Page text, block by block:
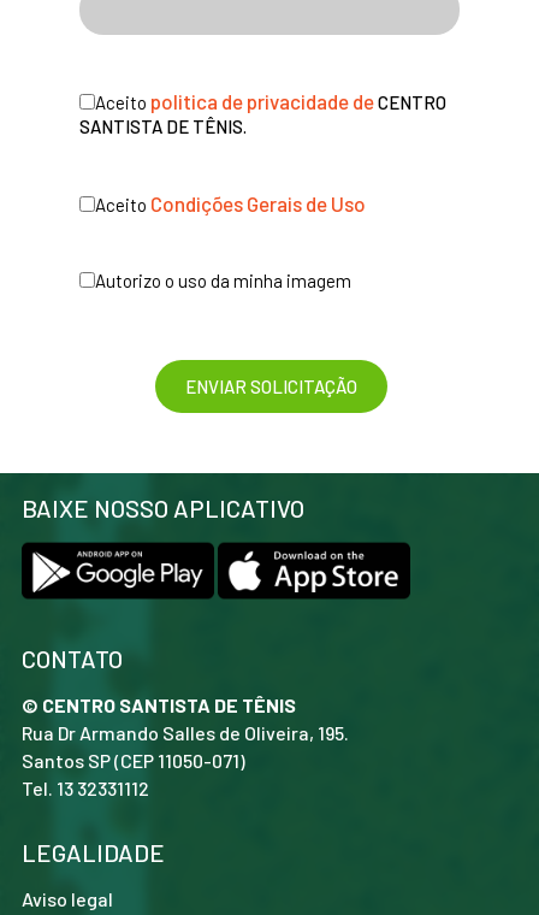
Aceito politica de privacidade deCENTRO
SANTISTA DE TÊNIS.
Aceito Condições Gerais de Uso
Autorizo ​​o uso da minha imagem
BAIXE NOSSO APLICATIVO
CONTATO
© CENTRO SANTISTA DE TÊNIS
Rua Dr Armando Salles de Oliveira, 195.
Santos SP (CEP 11050-071)
Tel. 13 32331112
LEGALIDADE
Aviso legal